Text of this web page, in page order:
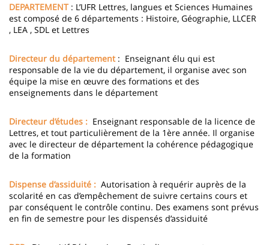
DEPARTEMENT : L’UFR Lettres, langues et Sciences Humaines
est composé de 6 départements : Histoire, Géographie, LLCER
, LEA , SDL et Lettres
Directeur du département : Enseignant élu qui est
responsable de la vie du département, il organise avec son
équipe la mise en œuvre des formations et des
enseignements dans le département
Directeur d’études : Enseignant responsable de la licence de
Lettres, et tout particulièrement de la 1ère année. Il organise
avec le directeur de département la cohérence pédagogique
de la formation
Dispense d’assiduité : Autorisation à requérir auprès de la
scolarité en cas d’empêchement de suivre certains cours et
par conséquent le contrôle continu. Des examens sont prévus
en fin de semestre pour les dispensés d’assiduité